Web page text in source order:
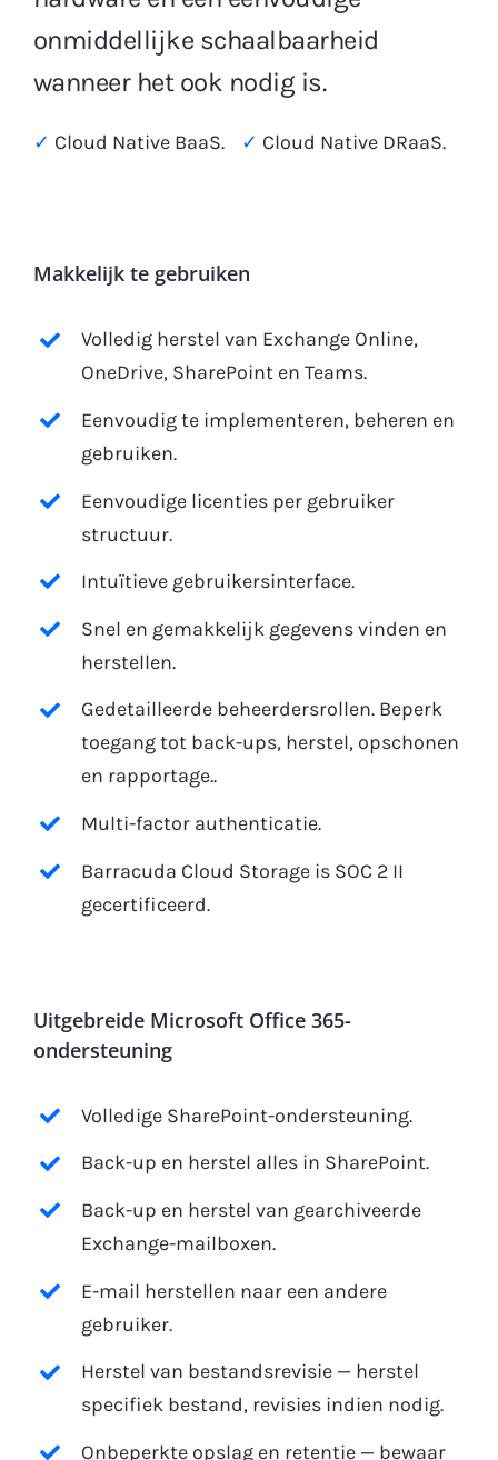
onmiddellijke schaalbaarheid
wanneer het ook nodig is.
✓ Cloud Native BaaS. ✓ Cloud Native DRaaS.
Makkelijk te gebruiken
Volledig herstel van Exchange Online,
OneDrive, SharePoint en Teams.
Eenvoudig te implementeren, beheren en
gebruiken.
Eenvoudige licenties per gebruiker
structuur.
Intuïtieve gebruikersinterface.
Snel en gemakkelijk gegevens vinden en
herstellen.
Gedetailleerde beheerdersrollen. Beperk
toegang tot back-ups, herstel, opschonen
en rapportage..
Multi-factor authenticatie.
Barracuda Cloud Storage is SOC 2 II
gecertificeerd.
Uitgebreide Microsoft Office 365-
ondersteuning
Volledige SharePoint-ondersteuning.
Back-up en herstel alles in SharePoint.
Back-up en herstel van gearchiveerde
Exchange-mailboxen.
E-mail herstellen naar een andere
gebruiker.
Herstel van bestandsrevisie — herstel
specifiek bestand, revisies indien nodig.
Onbeperkte opslag en retentie — bewaar